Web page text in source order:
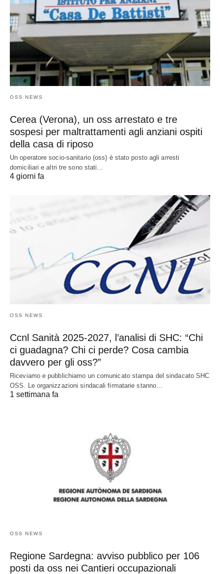
OSS NEWS
Cerea (Verona), un oss arrestato e tre
sospesi per maltrattamenti agli anziani ospiti
della casa di riposo
Un operatore socio-sanitario (oss) è stato posto agli arresti
domiciliari e altri tre sono stati…
4 giorni fa
OSS NEWS
Ccnl Sanità 2025-2027, l’analisi di SHC: “Chi
ci guadagna? Chi ci perde? Cosa cambia
davvero per gli oss?”
Riceviamo e pubblichiamo un comunicato stampa del sindacato SHC
OSS. Le organizzazioni sindacali firmatarie stanno…
1 settimana fa
OSS NEWS
Regione Sardegna: avviso pubblico per 106
posti da oss nei Cantieri occupazionali